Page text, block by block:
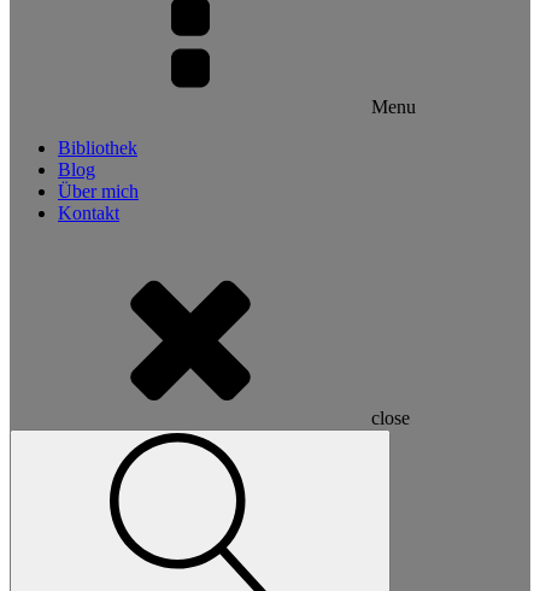
Menu
Bibliothek
Blog
Über mich
Kontakt
close